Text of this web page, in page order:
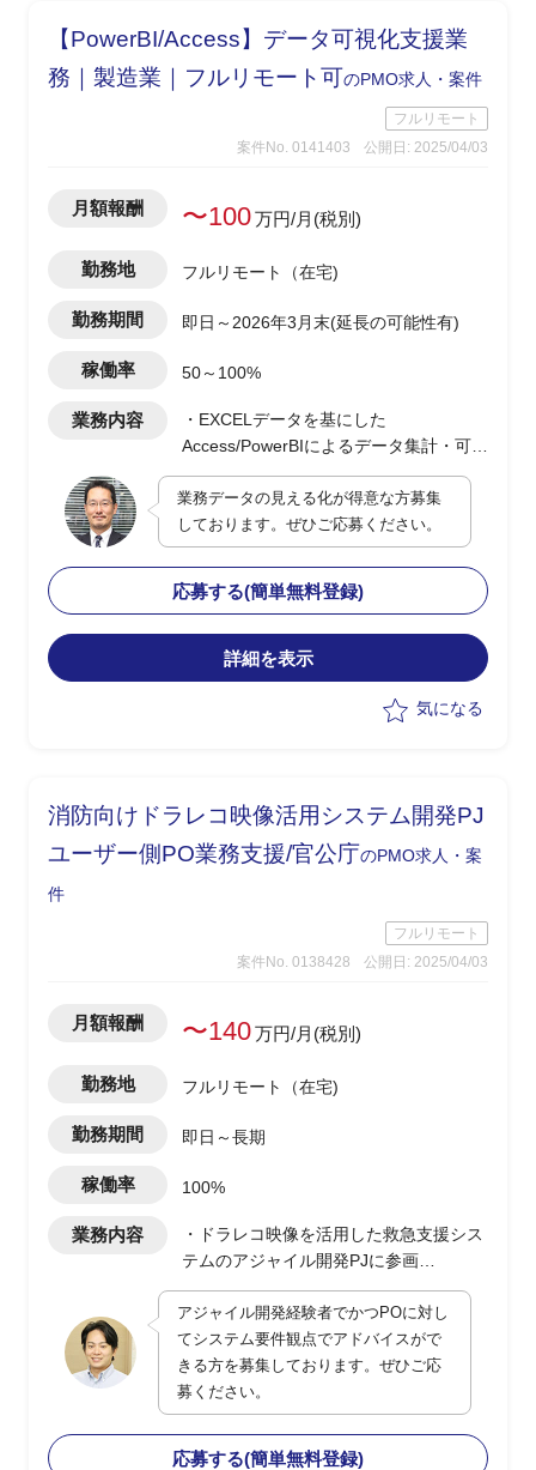
【PowerBI/Access】データ可視化支援業
務｜製造業｜フルリモート可のPMO求人・案件
フルリモート
案件No. 0141403
公開日: 2025/04/03
月額報酬 〜100万円/月(税別)
勤務地 フルリモート（在宅)
勤務期間 即日～2026年3月末(延長の可能性有)
稼働率 50～100%
業務内容
・EXCELデータを基にした
Access/PowerBIによるデータ集計・可視
化のダッシュボード作成
・最適なDB構成の検討及び提案型での
業務改善支援
・顧客PJの決裁/発注/契約などの各種手
続き支援
・現行業務理解者と連携したスムーズな
引継ぎを想定
業務データの見える化が得意な方募集
しております。ぜひご応募ください。
応募する(簡単無料登録)
詳細を表示
気になる
消防向けドラレコ映像活用システム開発PJ
ユーザー側PO業務支援/官公庁のPMO求人・案
件
フルリモート
案件No. 0138428
公開日: 2025/04/03
月額報酬 〜140万円/月(税別)
勤務地 フルリモート（在宅)
勤務期間 即日～長期
稼働率 100%
業務内容
・ドラレコ映像を活用した救急支援シス
テムのアジャイル開発PJに参画
・POに対してシステム観点でのアドバ
イスおよび補佐を実施
・現行は一部都市で運用開始、今後全国
展開を予定
・ユーザー側の立場でPO支援、システ
ム面の留意点提示や品質・性能観点の補
完を担当
アジャイル開発経験者でかつPOに対し
てシステム要件観点でアドバイスがで
きる方を募集しております。ぜひご応
募ください。
応募する(簡単無料登録)